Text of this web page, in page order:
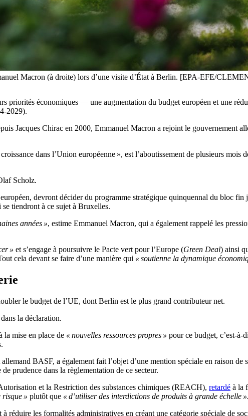
Macron (à droite) lors d’une visite d’État à Berlin. [EPA-EFE/
priorités économiques — une augmentation du budget européen et une
2029).
Jacques Chirac en 2000, Emmanuel Macron a rejoint le gouvernement
dans l’Union européenne », est l’aboutissement de plusieurs mois
Scholz.
devront décider du programme stratégique quinquennal du bloc
tiendront à ce sujet à Bruxelles.
années », estime Emmanuel Macron, qui a également rappelé les
» et s’engage à poursuivre le Pacte vert pour l’Europe (Green Deal) ainsi
cela devant se faire d’une manière qui « soutienne la dynamique
le budget de l’UE, dont Berlin est le plus grand contributeur net.
la déclaration.
la mise en place de « nouvelles ressources propres » pour ce budget, c’est-à-
BASF, a également fait l’objet d’une mention spéciale en raison de
prudence dans la règlementation de ce secteur.
et la Restriction des substances chimiques (REACH), retardé à la
risque » plutôt que « d’utiliser des interdictions de produits à grande échelle ».
les formalités administratives en créant une catégorie spéciale de